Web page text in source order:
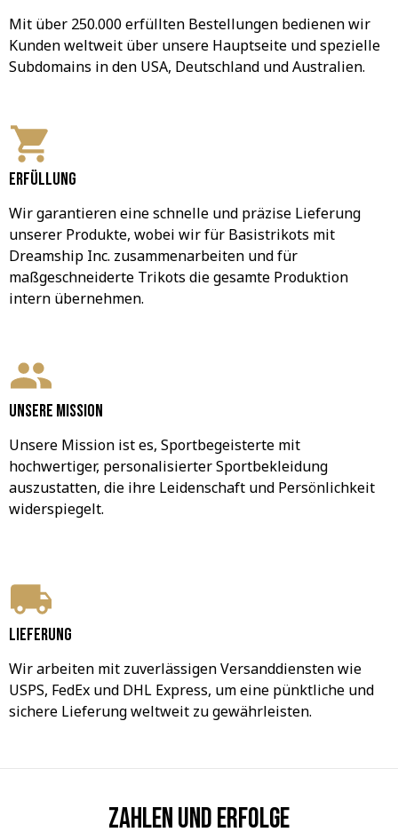
Mit über 250.000 erfüllten Bestellungen bedienen wir
Kunden weltweit über unsere Hauptseite und spezielle
Subdomains in den USA, Deutschland und Australien.
Erfüllung
Wir garantieren eine schnelle und präzise Lieferung
unserer Produkte, wobei wir für Basistrikots mit
Dreamship Inc. zusammenarbeiten und für
maßgeschneiderte Trikots die gesamte Produktion
intern übernehmen.
Unsere Mission
Unsere Mission ist es, Sportbegeisterte mit
hochwertiger, personalisierter Sportbekleidung
auszustatten, die ihre Leidenschaft und Persönlichkeit
widerspiegelt.
Lieferung
Wir arbeiten mit zuverlässigen Versanddiensten wie
USPS, FedEx und DHL Express, um eine pünktliche und
sichere Lieferung weltweit zu gewährleisten.
Zahlen und Erfolge